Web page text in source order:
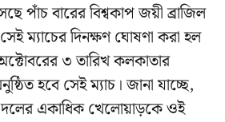
পাঁচ বারের বিশ্বকাপ জয়ী ব্রাজিল
ম্যাচের দিনক্ষণ ঘোষণা করা হল
৩ তারিখ কলকাতার
হবে সেই ম্যাচ। জানা যাচ্ছে,
দলের একাধিক খেলোয়াড়কে ওই